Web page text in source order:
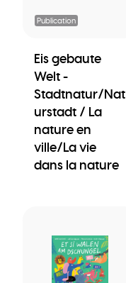
Publication
Eis gebaute
Welt -
Stadtnatur/Nat
urstadt / La
nature en
ville/La vie
dans la nature